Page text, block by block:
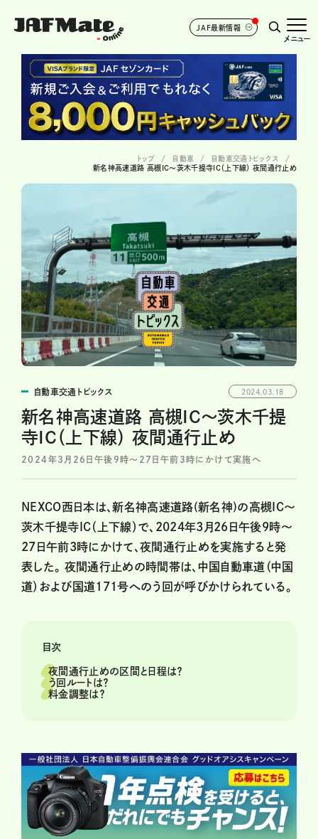
JAF最新情報
メニュー
トップ 自動車
自動車交通トピックス
新名神高速道路 高槻IC～茨木千提寺IC（上下線） 夜間通行止め
自動車交通トピックス 2024.03.18
新名神高速道路 高槻IC～茨木千提
寺IC（上下線） 夜間通行止め
2024年3月26日午後9時～27日午前3時にかけて実施へ
NEXCO西日本は、新名神高速道路(新名神)の高槻IC〜
茨木千提寺IC（上下線）で、2024年3月26日午後9時～
27日午前3時にかけて、夜間通行止めを実施すると発
表した。 夜間通行止めの時間帯は、中国自動車道（中国
道）および国道171号へのう回が呼びかけられている。
目次
夜間通行止めの区間と日程は？
う回ルートは？
料金調整は？